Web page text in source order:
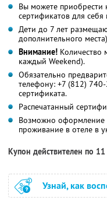
Вы можете приобрести
сертификатов для
Дети до 7 лет
дополнительного
Внимание! Количество
каждый Weekend).
Обязательно
телефону: +7 (812)
сертификата.
Распечатанный
Возможно оформление
проживание в отеле в
Купон действителен по
Узнай, как